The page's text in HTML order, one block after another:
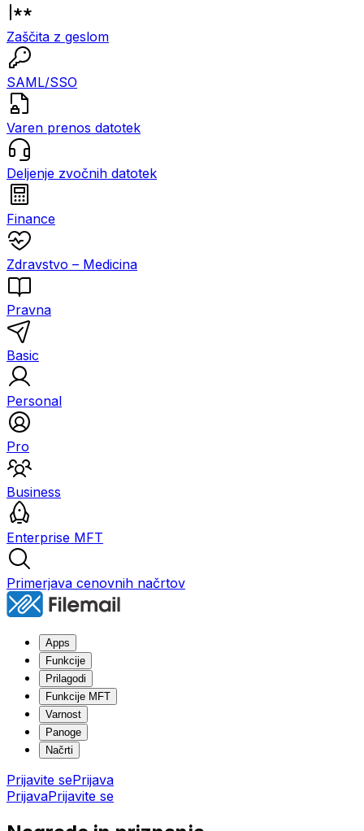
Zaščita z geslom
SAML/SSO
Varen prenos datotek
Deljenje zvočnih datotek
Finance
Zdravstvo – Medicina
Pravna
Basic
Personal
Pro
Business
Enterprise MFT
Primerjava cenovnih načrtov
Apps
Funkcije
Prilagodi
Funkcije MFT
Varnost
Panoge
Načrti
Prijavite sePrijava
PrijavaPrijavite se